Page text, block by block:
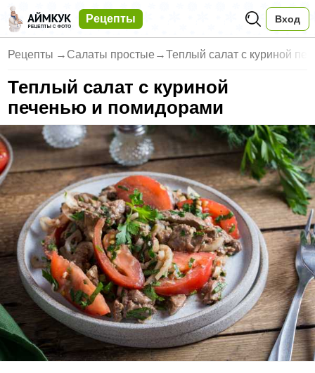
Рецепты Вход
Рецепты → Салаты простые →Теплый салат с куриной
Теплый салат с куриной
печенью и помидорами